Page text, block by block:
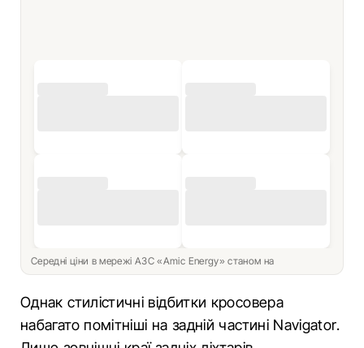
Середні ціни в мережі АЗС «Amic Energy» станом на
Однак стилістичні відбитки кросовера
набагато помітніші на задній частині Navigator.